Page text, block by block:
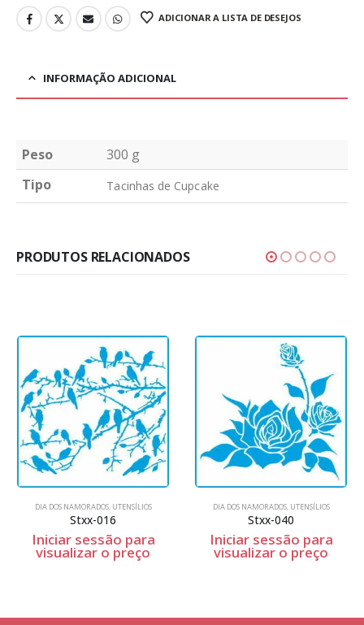
ADICIONAR A LISTA DE DESEJOS
INFORMAÇÃO ADICIONAL
Peso
300 g
Tipo
Tacinhas de Cupcake
PRODUTOS RELACIONADOS
DIA DOS NAMORADOS, UTENSÍLIOS
Stxx-016
Iniciar sessão para
visualizar o preço
DIA DOS NAMORADOS, UTENSÍLIOS
Stxx-040
Iniciar sessão para
visualizar o preço